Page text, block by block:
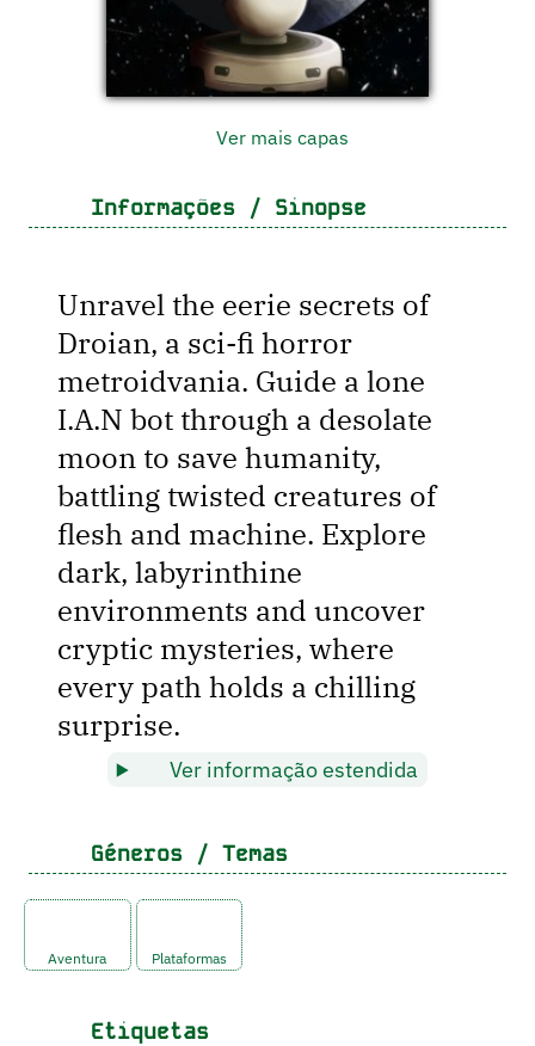
Ver mais capas
Informações / Sinopse
Unravel the eerie secrets of
Droian, a sci-fi horror
metroidvania. Guide a lone
I.A.N bot through a desolate
moon to save humanity,
battling twisted creatures of
flesh and machine. Explore
dark, labyrinthine
environments and uncover
cryptic mysteries, where
every path holds a chilling
surprise.
Ver informação estendida
Géneros / Temas
Aventura Plataformas
Etiquetas